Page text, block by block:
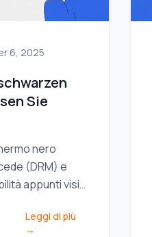
6, 2025
Sie
nero
(DRM) e
appunti visivi
Leggi di più
→